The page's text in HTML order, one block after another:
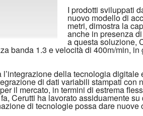
I prodotti sviluppati
nuovo modello di
metri, dimostra la
anche in presenza
a questa soluzione,
banda 1.3 e velocità di 400m/min,
della tecnologia
di dati variabili stampati
il mercato, in termini di estrema
Cerutti ha lavorato assiduamente
di tecnologie possa dare nuove